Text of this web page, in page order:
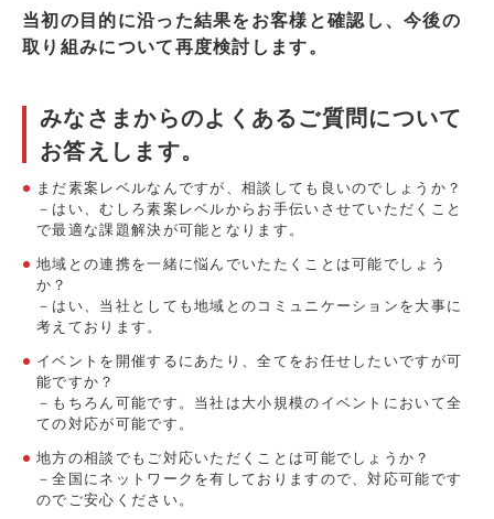
当初の目的に沿った結果をお客様と確認し、今後の
取り組みについて再度検討します。
みなさまからのよくあるご質問について
お答えします。
まだ素案レベルなんですが、相談しても良いのでしょうか？
－はい、むしろ素案レベルからお手伝いさせていただくこと
で最適な課題解決が可能となります。
地域との連携を一緒に悩んでいたたくことは可能でしょう
か？
－はい、当社としても地域とのコミュニケーションを大事に
考えております。
イベントを開催するにあたり、全てをお任せしたいですが可
能ですか？
－もちろん可能です。当社は大小規模のイベントにおいて全
ての対応が可能です。
地方の相談でもご対応いただくことは可能でしょうか？
－全国にネットワークを有しておりますので、対応可能です
のでご安心ください。